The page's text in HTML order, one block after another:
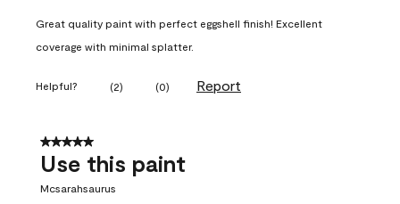
Great quality paint with perfect eggshell finish! Excellent
coverage with minimal splatter.
Helpful? (2) (0) Report
5 out of 5 stars.
Use this paint
Mcsarahsaurus